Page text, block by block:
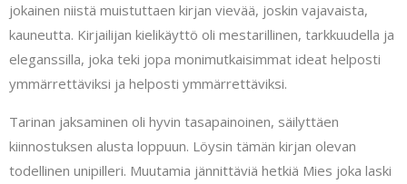
jokainen niistä muistuttaen kirjan vievää, joskin vajavaista,
kauneutta. Kirjailijan kielikäyttö oli mestarillinen, tarkkuudella ja
eleganssilla, joka teki jopa monimutkaisimmat ideat helposti
ymmärrettäviksi ja helposti ymmärrettäviksi.
Tarinan jaksaminen oli hyvin tasapainoinen, säilyttäen
kiinnostuksen alusta loppuun. Löysin tämän kirjan olevan
todellinen unipilleri. Muutamia jännittäviä hetkiä Mies joka laski